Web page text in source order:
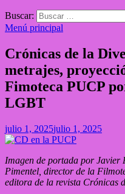
Buscar:
Menú principal
Crónicas de la
metrajes,
Fimoteca PUCP
LGBT
julio 1, 2025julio 1, 2025
Imagen de portada por Javier
Pimentel, director de la
editora de la revista Crónicas